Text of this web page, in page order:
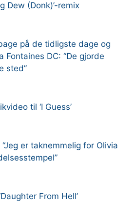
Dew (Donk)’-remix
på de tidligste dage og
Fontaines DC: “De gjorde
sted”
til ‘I Guess’
er taknemmelig for Olivia
From Hell’